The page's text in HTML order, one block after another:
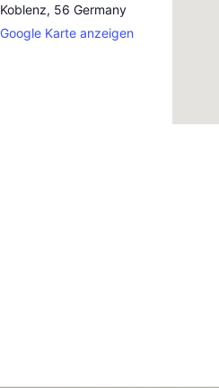
Koblenz, 56 Germany
Google Karte anzeigen